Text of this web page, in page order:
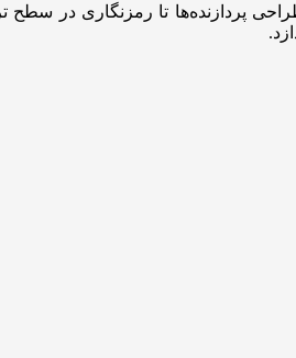
پردازنده‌ها تا رمزنگاری در